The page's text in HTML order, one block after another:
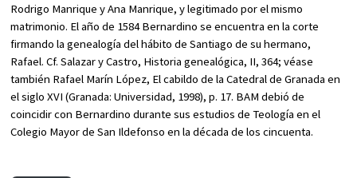
Rodrigo Manrique y Ana Manrique, y legitimado por el mismo
matrimonio. El año de 1584 Bernardino se encuentra en la corte
firmando la genealogía del hábito de Santiago de su hermano,
Rafael. Cf. Salazar y Castro, Historia genealógica, II, 364; véase
también Rafael Marín López, El cabildo de la Catedral de Granada en
el siglo XVI (Granada: Universidad, 1998), p. 17. BAM debió de
coincidir con Bernardino durante sus estudios de Teología en el
Colegio Mayor de San Ildefonso en la década de los cincuenta.